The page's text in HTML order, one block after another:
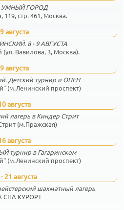
ГОРОД
119, стр. 461, Москва.
9 августа
8 - 9 АВГУСТА
(ул. Вавилова, 3, Москва).
9 августа
Детский турнир и ОПЕН
(м.Ленинский проспект)
августа
лагерь в Киндер Стрит
(м.Пражская)
августа
турнир в Гагаринском
(м.Ленинский проспект)
21 августа
шахматный лагерь
СПА КУРОРТ